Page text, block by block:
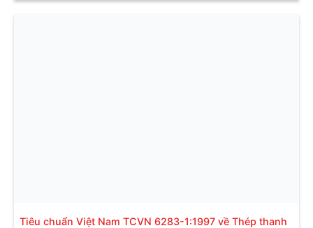
Tiêu chuẩn Việt Nam TCVN 6283-1:1997 về Thép thanh